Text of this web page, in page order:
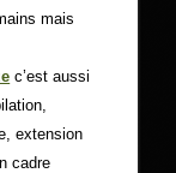
mais
c’est aussi
extension
cadre